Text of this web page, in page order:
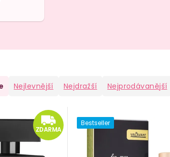
Nejlevnější Nejdražší Nejprodávanější
ZDARMA
ZDARMA
Bestseller